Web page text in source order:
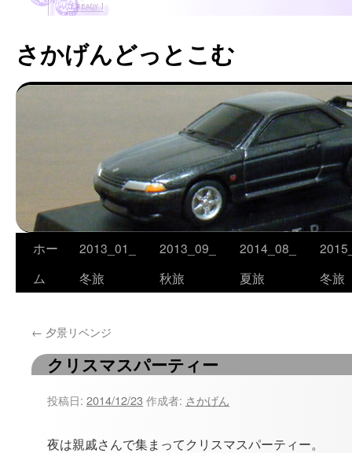
さかげんどっとこむ
コ
ン
ツ
ホー
ム
2013_01_
冬旅
2013_09_
秋旅
2014_08_
夏旅
冬旅
← 夕景リベンジ
クリスマスパーティー
投稿日: 2014/12/23 作成者: さかげん
夜は親戚さんで集まってクリスマスパーティー。